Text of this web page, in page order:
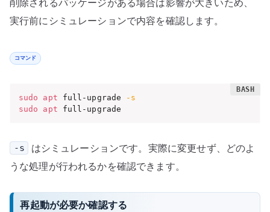
実行前にシミュレーションで内容を確認します。
コマンド
sudo apt full-upgrade
-s
sudo
apt full-upgrade
-s
はシミュレーションです。実際に変更せず、どのよ
うな処理が行われるかを確認できます。
再起動が必要か確認する